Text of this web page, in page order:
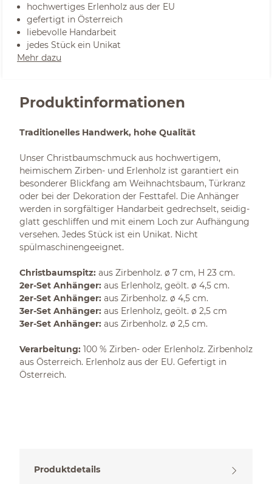
hochwertiges Erlenholz aus der EU
gefertigt in Österreich
liebevolle Handarbeit
jedes Stück ein Unikat
Mehr dazu
Produktinformationen
Traditionelles Handwerk, hohe Qualität
Unser Christbaumschmuck aus hochwertigem,
heimischem Zirben- und Erlenholz ist garantiert ein
besonderer Blickfang am Weihnachtsbaum, Türkranz
oder bei der Dekoration der Festtafel. Die Anhänger
werden in sorgfältiger Handarbeit gedrechselt, seidig-
glatt geschliffen und mit einem Loch zur Aufhängung
versehen. Jedes Stück ist ein Unikat. Nicht
spülmaschinengeeignet.
Christbaumspitz: aus Zirbenholz. ø 7 cm, H 23 cm.
2er-Set Anhänger: aus Erlenholz, geölt. ø 4,5 cm.
2er-Set Anhänger: aus Zirbenholz. ø 4,5 cm.
3er-Set Anhänger: aus Erlenholz, geölt. ø 2,5 cm
3er-Set Anhänger: aus Zirbenholz. ø 2,5 cm.
Verarbeitung: 100 % Zirben- oder Erlenholz. Zirbenholz
aus Österreich. Erlenholz aus der EU. Gefertigt in
Österreich.
Produktdetails